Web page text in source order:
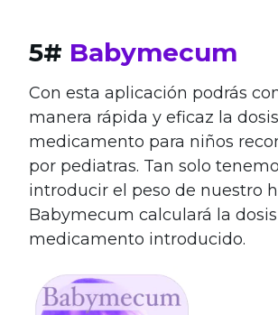
5# Babymecum
Con esta aplicación podrás
manera rápida y eficaz la
medicamento para niños
por pediatras. Tan solo
introducir el peso de nuestro
Babymecum calculará la dosis
medicamento introducido.